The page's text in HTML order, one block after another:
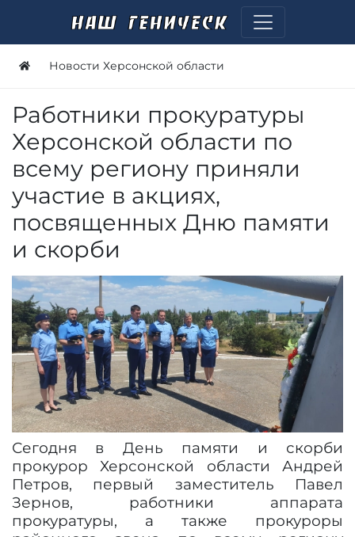
Новости Херсонской области
Работники прокуратуры
Херсонской области по
всему региону приняли
участие в акциях,
посвященных Дню памяти
и скорби
Сегодня в День памяти и скорби
прокурор Херсонской области Андрей
Петров, первый заместитель Павел
Зернов, работники аппарата
прокуратуры, а также прокуроры